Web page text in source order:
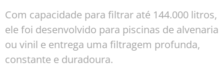
Com capacidade para filtrar até 144.000 litros,
ele foi desenvolvido para piscinas de alvenaria
ou vinil e entrega uma filtragem profunda,
constante e duradoura.